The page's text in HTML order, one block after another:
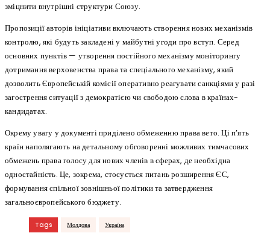
зміцнити внутрішні структури Союзу.
Пропозиції авторів ініціативи включають створення нових механізмів
контролю, які будуть закладені у майбутні угоди про вступ. Серед
основних пунктів — утворення постійного механізму моніторингу
дотримання верховенства права та спеціального механізму, який
дозволить Європейській комісії оперативно реагувати санкціями у разі
загострення ситуації з демократією чи свободою слова в країнах-
кандидатах.
Окрему увагу у документі приділено обмеженню права вето. Ці п’ять
країн наполягають на детальному обговоренні можливих тимчасових
обмежень права голосу для нових членів в сферах, де необхідна
одностайність. Це, зокрема, стосується питань розширення ЄС,
формування спільної зовнішньої політики та затвердження
загальноєвропейського бюджету.
Tags Молдова Україна